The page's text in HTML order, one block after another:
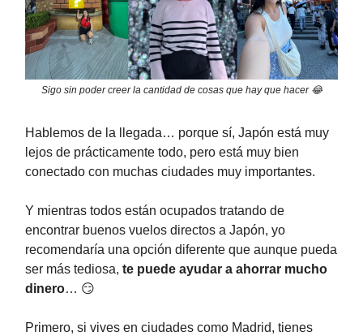
Sigo sin poder creer la cantidad de cosas que hay que hacer 😂
Hablemos de la llegada… porque sí, Japón está muy
lejos de prácticamente todo, pero está muy bien
conectado con muchas ciudades muy importantes.
Y mientras todos están ocupados tratando de
encontrar buenos vuelos directos a Japón, yo
recomendaría una opción diferente que aunque pueda
ser más tediosa, te puede ayudar a ahorrar mucho
dinero… 😏
Primero, si vives en ciudades como Madrid, tienes